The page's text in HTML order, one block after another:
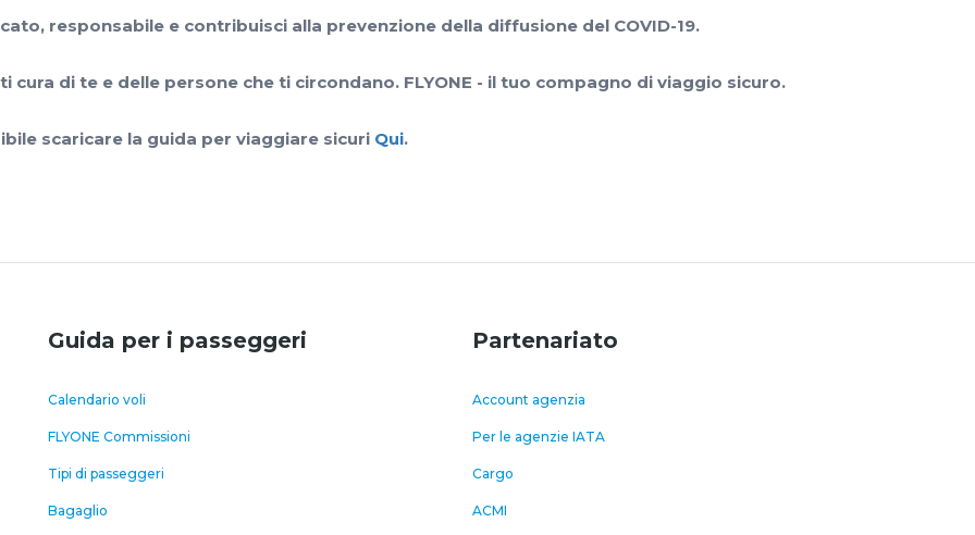
responsabile e contribuisci alla prevenzione della diffusione del COVID-19.
cura di te e delle persone che ti circondano. FLYONE - il tuo compagno di viaggio sicuro.
scaricare la guida per viaggiare sicuri Qui.
Guida per i passeggeri
Calendario voli
FLYONE Commissioni
Tipi di passeggeri
Bagaglio
Partenariato
Account agenzia
Per le agenzie IATA
Cargo
ACMI